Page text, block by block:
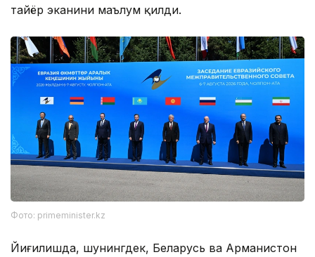
тайёр эканини маълум қилди.
Фото: primeminister.kz
Йиғилишда, шунингдек, Беларусь ва Арманистон